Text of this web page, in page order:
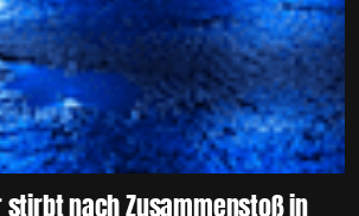
nach Zusammenstoß in